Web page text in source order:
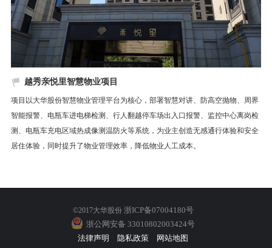
越秀亲悦里智慧物业项目
项目以大华股份智慧物业管理平台为核心，部署智慧对讲、防高空抛物、周界
智能报警、电瓶车进电梯检测、行人翻越停车场出入口报警、监控中心离岗检
测、电瓶车充电区域热成像测温防火等系统，为业主创造无感通行体验和安全
居住体验，同时提升了物业管理效率，降低物业人工成本。
©2017大华股份 浙ICP备07004180号
浙公网安备 33010802003424号
法律声明
隐私政策 网站地图